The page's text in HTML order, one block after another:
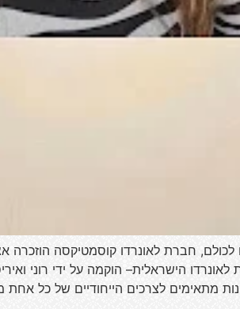
לכולם, חברת לאונרדו קוסמטיקסה הוזכרה
לאונרדו הישראלית– הוקמה על ידי רוני
מתאימים לצרכים הייחודיים של כל